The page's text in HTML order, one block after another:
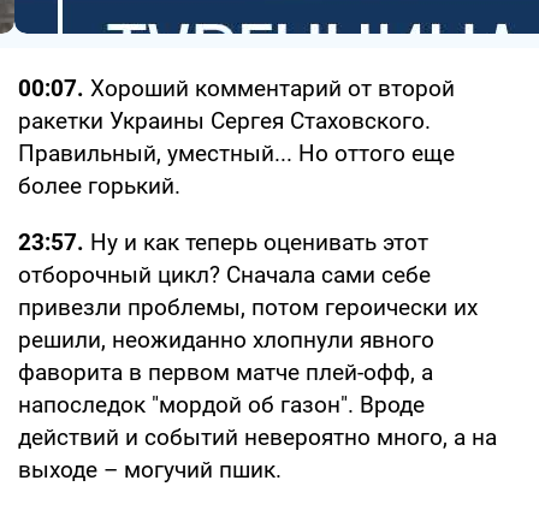
00:07. Хороший комментарий от второй
ракетки Украины Сергея Стаховского.
Правильный, уместный... Но оттого еще
более горький.
23:57. Ну и как теперь оценивать этот
отборочный цикл? Сначала сами себе
привезли проблемы, потом героически их
решили, неожиданно хлопнули явного
фаворита в первом матче плей-офф, а
напоследок "мордой об газон". Вроде
действий и событий невероятно много, а на
выходе – могучий пшик.